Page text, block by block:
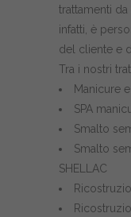
trattamenti
infatti, è
del cliente e
Tra i nostri
Manicure
SPA
Smalto
Smalto
SHELLAC